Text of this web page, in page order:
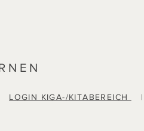
LOGIN KIGA-/KITABEREICH